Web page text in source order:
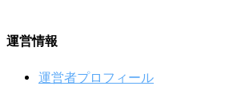
運営情報
運営者プロフィール